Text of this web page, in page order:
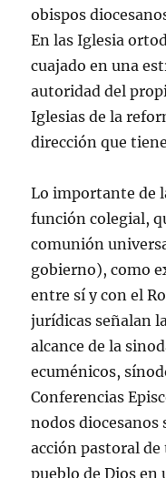
obispos
En las Iglesia
cuajado en una
autoridad del
Iglesias de la
dirección que
Lo importante de
función colegial,
comunión
gobierno), como
entre sí­ y con el
jurí­dicas señalan
alcance de la
ecuménicos,
Conferencias
nodos diocesanos
acción pastoral
pueblo de Dios en